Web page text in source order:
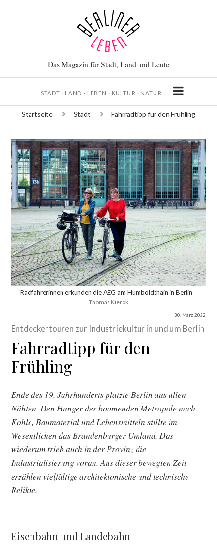
Das Magazin für Stadt, Land und Leute
STADT · LAND · LEBEN · KULTUR · NATUR …
Startseite Stadt Fahrradtipp für den Frühling
Radfahrerinnen erkunden die AEG am Humboldthain in Berlin
Thomas Kierok
30. März 2022
Entdeckertouren zur Industriekultur in und um Berlin
Fahrradtipp für den
Frühling
Ende des 19. Jahrhunderts platzte Berlin aus allen
Nähten. Den Hunger der boomenden Metropole nach
Kohle, Baumaterial und Lebensmitteln stillte im
Wesentlichen das Brandenburger Umland. Das
wiederum trieb auch in der Provinz die
Industrialisierung voran. Aus dieser bewegten Zeit
erzählen vielfältige architektonische und technische
Relikte.
Eisenbahn und Landebahn